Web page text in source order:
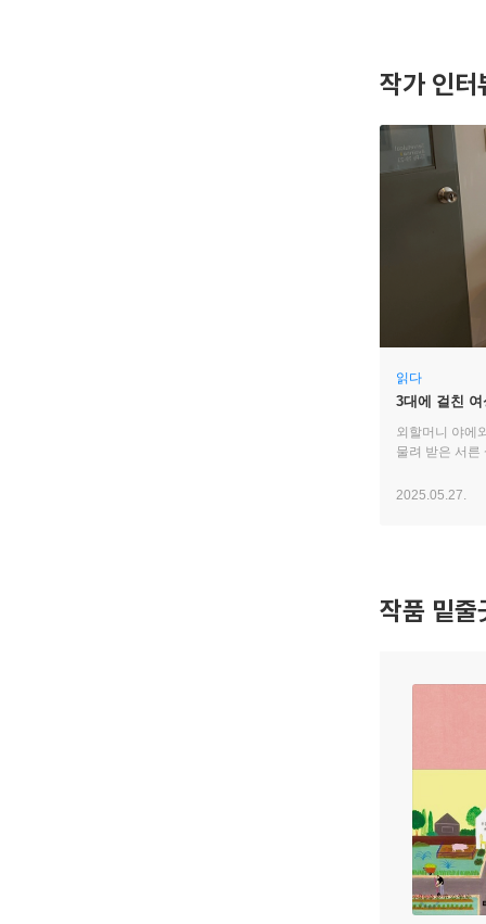
작가 인터
읽다
3대에 걸친
외할머니 야에
물려 받은 서른
2025.05.27.
작품 밑줄